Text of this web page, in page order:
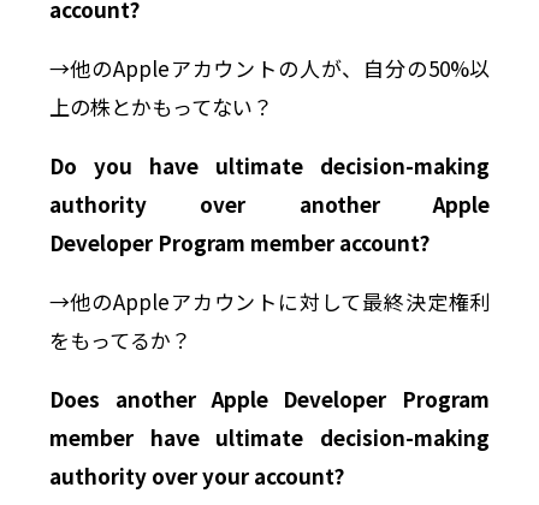
account?
→他のAppleアカウントの人が、自分の50%以
上の株とかもってない？
Do you have ultimate decision-making
authority over anotherApple
DeveloperProgram member account?
→他のAppleアカウントに対して最終決定権利
をもってるか？
Does anotherApple Developer Program
member have ultimate decision-making
authority over your account?